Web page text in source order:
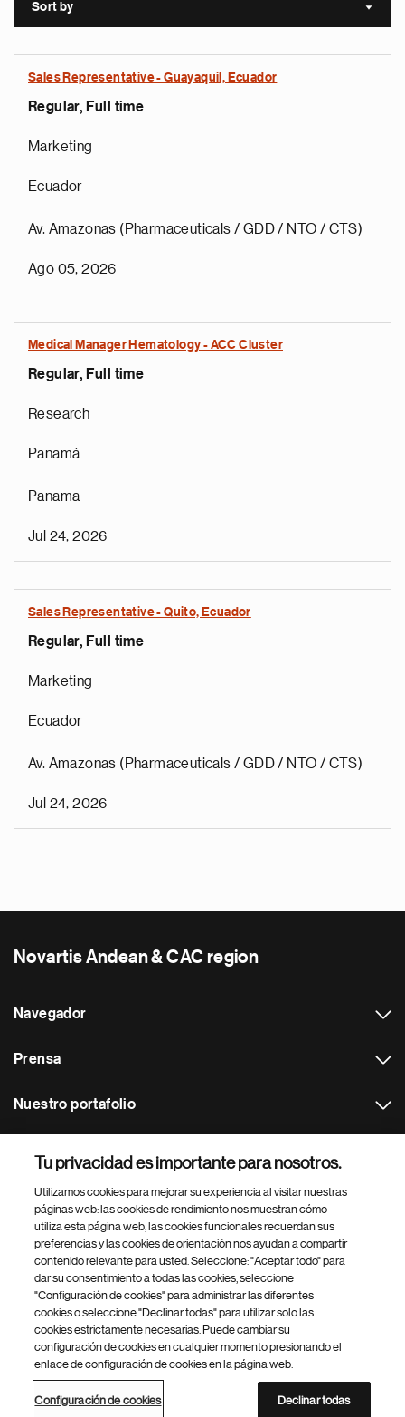
Sort by Sort
Sales Representative - Guayaquil, Ecuador
Regular, Full time
Marketing
Ecuador
Av. Amazonas (Pharmaceuticals / GDD / NTO / CTS)
Ago 05, 2026
Medical Manager Hematology - ACC Cluster
Regular, Full time
Research
Panamá
Panama
Jul 24, 2026
Sales Representative - Quito, Ecuador
Regular, Full time
Marketing
Ecuador
Av. Amazonas (Pharmaceuticals / GDD / NTO / CTS)
Jul 24, 2026
Novartis Andean & CAC region
Navegador
Prensa
Nuestro portafolio
Footer Site Search
inferior
del
© 2026 Novartis AG
Política de privacidad Términos de uso
Accesibilidad
Configuración de cookies
Mapa del sitio
Tu privacidad es importante para nosotros.
Utilizamos cookies para mejorar su experiencia al visitar nuestras
páginas web: las cookies de rendimiento nos muestran cómo
utiliza esta página web, las cookies funcionales recuerdan sus
preferencias y las cookies de orientación nos ayudan a compartir
contenido relevante para usted. Seleccione: "Aceptar todo" para
dar su consentimiento a todas las cookies, seleccione
"Configuración de cookies" para administrar las diferentes
cookies o seleccione "Declinar todas" para utilizar solo las
cookies estrictamente necesarias. Puede cambiar su
configuración de cookies en cualquier momento presionando el
enlace de configuración de cookies en la página web.
Configuración de cookies Declinar todas